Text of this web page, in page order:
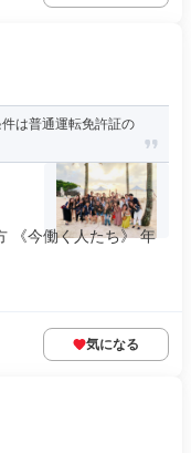
は普通運転免許証の
《今働く人たち》 年
気になる